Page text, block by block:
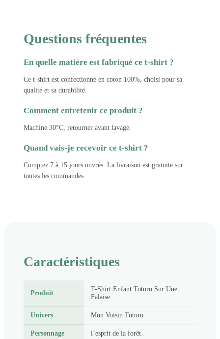
Questions fréquentes
En quelle matière est fabriqué ce t-shirt ?
Ce t-shirt est confectionné en coton 100%, choisi pour sa
qualité et sa durabilité.
Comment entretenir ce produit ?
Machine 30°C, retourner avant lavage.
Quand vais-je recevoir ce t-shirt ?
Comptez 7 à 15 jours ouvrés. La livraison est gratuite sur
toutes les commandes.
Caractéristiques
Produit
T-Shirt Enfant Totoro Sur Une
Falaise
Univers Mon Voisin Totoro
Personnage l’esprit de la forêt